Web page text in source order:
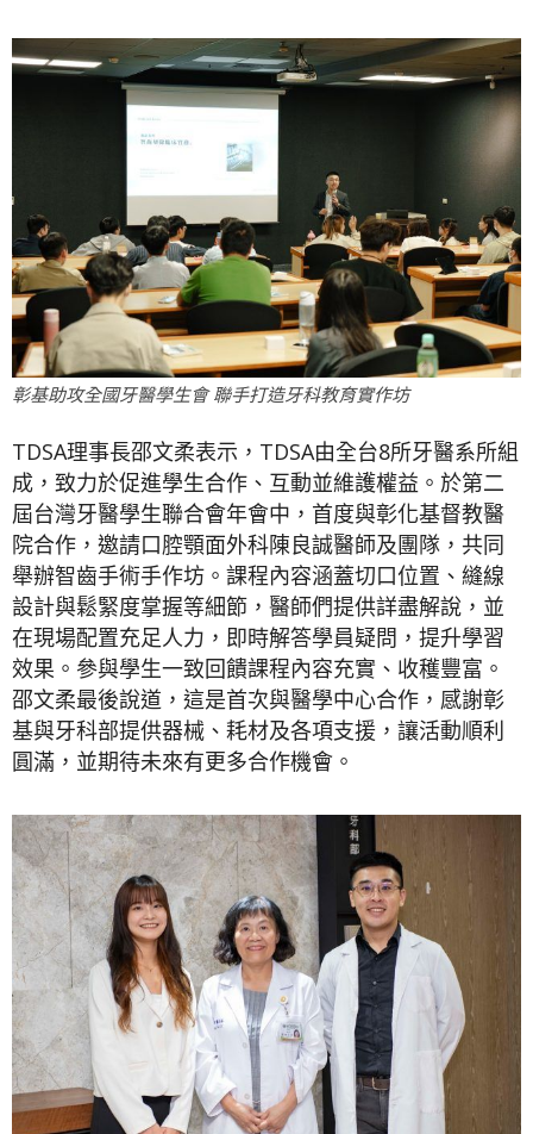
彰基助攻全國牙醫學生會 聯手打造牙科教育實作坊
TDSA理事長邵文柔表示，TDSA由全台8所牙醫系所組
成，致力於促進學生合作、互動並維護權益。於第二
屆台灣牙醫學生聯合會年會中，首度與彰化基督教醫
院合作，邀請口腔顎面外科陳良誠醫師及團隊，共同
舉辦智齒手術手作坊。課程內容涵蓋切口位置、縫線
設計與鬆緊度掌握等細節，醫師們提供詳盡解說，並
在現場配置充足人力，即時解答學員疑問，提升學習
效果。參與學生一致回饋課程內容充實、收穫豐富。
邵文柔最後說道，這是首次與醫學中心合作，感謝彰
基與牙科部提供器械、耗材及各項支援，讓活動順利
圓滿，並期待未來有更多合作機會。